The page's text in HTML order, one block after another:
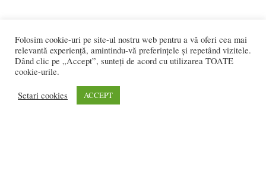
5 6 7
Folosim cookie-uri pe site-ul nostru web pentru a vă oferi cea mai
relevantă experiență, amintindu-vă preferințele și repetând vizitele.
Dând clic pe „Accept”, sunteți de acord cu utilizarea TOATE
cookie-urile.
Setari cookies ACCEPT